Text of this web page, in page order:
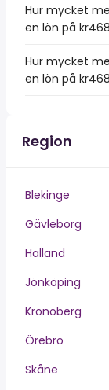
Hur mycket
en lön på
Hur mycket
en lön på
Region
Blekinge
Gävleborg
Halland
Jönköping
Kronoberg
Örebro
Skåne